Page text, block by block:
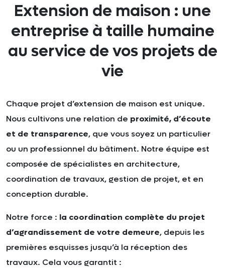
Extension de maison : une
entreprise à taille humaine
au service de vos projets de
vie
Chaque projet d’extension de maison est unique.
Nous cultivons une relation de proximité, d’écoute
et de transparence, que vous soyez un particulier
ou un professionnel du bâtiment. Notre équipe est
composée de spécialistes en architecture,
coordination de travaux, gestion de projet, et en
conception durable.
Notre force : la coordination complète du projet
d’agrandissement de votre demeure, depuis les
premières esquisses jusqu’à la réception des
travaux. Cela vous garantit :